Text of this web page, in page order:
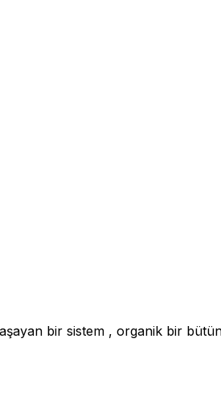
bir sistem , organik bir